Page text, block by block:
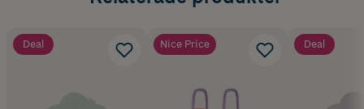
Deal Nice Price Deal